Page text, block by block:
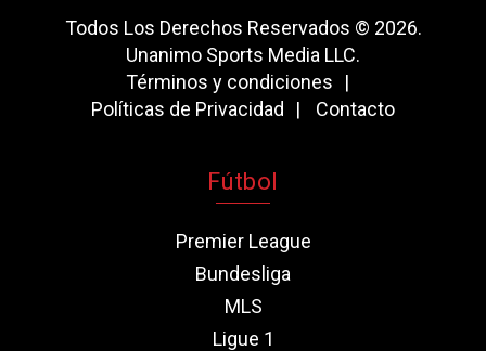
Todos Los Derechos Reservados © 2026.
Unanimo Sports Media LLC.
Términos y condiciones
Políticas de Privacidad
Contacto
Fútbol
Premier League
Bundesliga
MLS
Ligue 1